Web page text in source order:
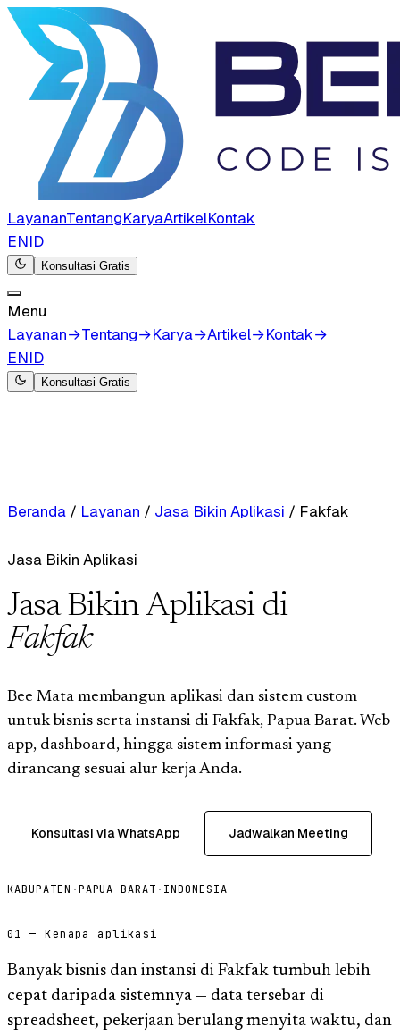
LayananTentangKaryaArtikelKontak
ENID
Konsultasi Gratis
Menu
Layanan→Tentang→Karya→Artikel→Kontak→
ENID
Konsultasi Gratis
Beranda / Layanan / Jasa Bikin Aplikasi / Fakfak
Jasa Bikin Aplikasi
Jasa Bikin Aplikasi di
Fakfak
Bee Mata membangun aplikasi dan sistem custom
untuk bisnis serta instansi di Fakfak, Papua Barat. Web
app, dashboard, hingga sistem informasi yang
dirancang sesuai alur kerja Anda.
Konsultasi via WhatsApp Jadwalkan Meeting
KABUPATEN ·PAPUA BARAT · INDONESIA
01 — Kenapa aplikasi
Banyak bisnis dan instansi di Fakfak tumbuh lebih
cepat daripada sistemnya — data tersebar di
spreadsheet, pekerjaan berulang menyita waktu, dan